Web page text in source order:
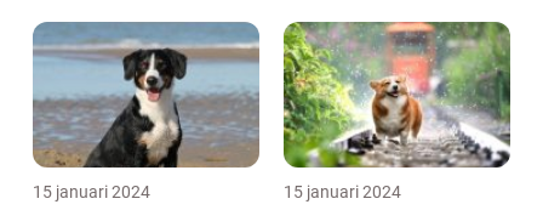
15 januari 2024 15 januari 2024